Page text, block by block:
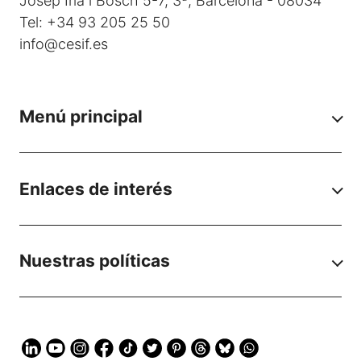
Tel: +34 93 205 25 50
info@cesif.es
Menú principal
Enlaces de interés
Nuestras políticas